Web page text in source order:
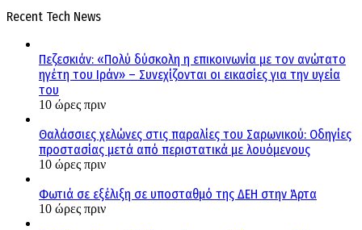
Recent Tech News
Πεζεσκιάν: «Πολύ δύσκολη η επικοινωνία με τον ανώτατο
ηγέτη του Ιράν» – Συνεχίζονται οι εικασίες για την υγεία
του
10 ώρες πριν
Θαλάσσιες χελώνες στις παραλίες του Σαρωνικού: Οδηγίες
προστασίας μετά από περιστατικά με λουόμενους
10 ώρες πριν
Φωτιά σε εξέλιξη σε υποσταθμό της ΔΕΗ στην Άρτα
10 ώρες πριν